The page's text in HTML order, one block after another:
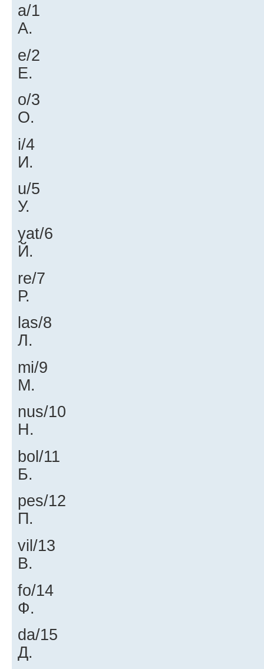
a/1
А.
e/2
Е.
o/3
О.
i/4
И.
u/5
У.
yat/6
Й.
re/7
Р.
las/8
Л.
mi/9
М.
nus/10
Н.
bol/11
Б.
pes/12
П.
vil/13
В.
fo/14
Ф.
da/15
Д.